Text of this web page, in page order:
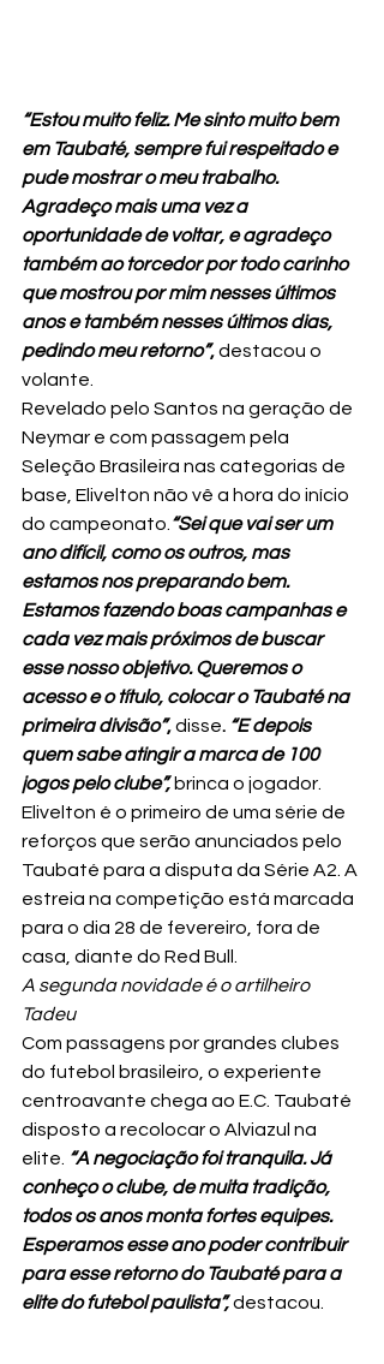
“Estou muito feliz. Me sinto muito bem
em Taubaté, sempre fui respeitado e
pude mostrar o meu trabalho.
Agradeço mais uma vez a
oportunidade de voltar, e agradeço
também ao torcedor por todo carinho
que mostrou por mim nesses últimos
anos e também nesses últimos dias,
pedindo meu retorno”, destacou o
volante.
Revelado pelo Santos na geração de
Neymar e com passagem pela
Seleção Brasileira nas categorias de
base, Elivelton não vê a hora do início
do campeonato.“Sei que vai ser um
ano difícil, como os outros, mas
estamos nos preparando bem.
Estamos fazendo boas campanhas e
cada vez mais próximos de buscar
esse nosso objetivo. Queremos o
acesso e o título, colocar o Taubaté na
primeira divisão”, disse. “E depois
quem sabe atingir a marca de 100
jogos pelo clube”, brinca o jogador.
Elivelton é o primeiro de uma série de
reforços que serão anunciados pelo
Taubaté para a disputa da Série A2. A
estreia na competição está marcada
para o dia 28 de fevereiro, fora de
casa, diante do Red Bull.
A segunda novidade é o artilheiro
Tadeu
Com passagens por grandes clubes
do futebol brasileiro, o experiente
centroavante chega ao E.C. Taubaté
disposto a recolocar o Alviazul na
elite. “A negociação foi tranquila. Já
conheço o clube, de muita tradição,
todos os anos monta fortes equipes.
Esperamos esse ano poder contribuir
para esse retorno do Taubaté para a
elite do futebol paulista”, destacou.